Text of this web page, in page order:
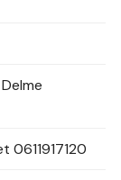
0611917120